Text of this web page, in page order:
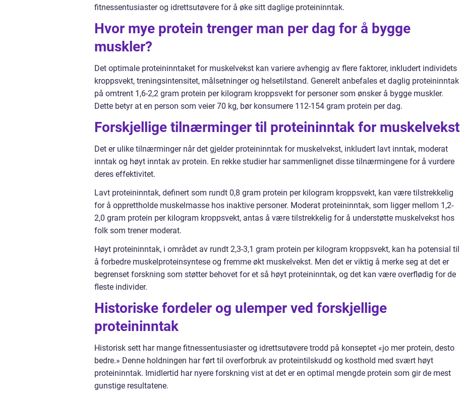
fitnessentusiaster og idrettsutøvere for å øke sitt daglige proteininntak.
Hvor mye protein trenger man per dag for å bygge
muskler?
Det optimale proteininntaket for muskelvekst kan variere avhengig av flere faktorer, inkludert individets
kroppsvekt, treningsintensitet, målsetninger og helsetilstand. Generelt anbefales et daglig proteininntak
på omtrent 1,6-2,2 gram protein per kilogram kroppsvekt for personer som ønsker å bygge muskler.
Dette betyr at en person som veier 70 kg, bør konsumere 112-154 gram protein per dag.
Forskjellige tilnærminger til proteininntak for muskelvekst
Det er ulike tilnærminger når det gjelder proteininntak for muskelvekst, inkludert lavt inntak, moderat
inntak og høyt inntak av protein. En rekke studier har sammenlignet disse tilnærmingene for å vurdere
deres effektivitet.
Lavt proteininntak, definert som rundt 0,8 gram protein per kilogram kroppsvekt, kan være tilstrekkelig
for å opprettholde muskelmasse hos inaktive personer. Moderat proteininntak, som ligger mellom 1,2-
2,0 gram protein per kilogram kroppsvekt, antas å være tilstrekkelig for å understøtte muskelvekst hos
folk som trener moderat.
Høyt proteininntak, i området av rundt 2,3-3,1 gram protein per kilogram kroppsvekt, kan ha potensial til
å forbedre muskelproteinsyntese og fremme økt muskelvekst. Men det er viktig å merke seg at det er
begrenset forskning som støtter behovet for et så høyt proteininntak, og det kan være overflødig for de
fleste individer.
Historiske fordeler og ulemper ved forskjellige
proteininntak
Historisk sett har mange fitnessentusiaster og idrettsutøvere trodd på konseptet «jo mer protein, desto
bedre.» Denne holdningen har ført til overforbruk av proteintilskudd og kosthold med svært høyt
proteininntak. Imidlertid har nyere forskning vist at det er en optimal mengde protein som gir de mest
gunstige resultatene.